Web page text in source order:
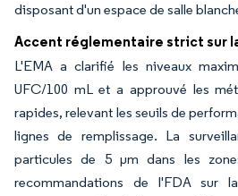
disposant d'un espace de salle
Accent réglementaire strict sur
L'EMA a clarifié les niveaux
UFC/100 mL et a approuvé les
rapides, relevant les seuils de
lignes de remplissage. La
particules de 5 μm dans les
recommandations de l'FDA sur